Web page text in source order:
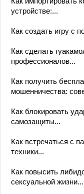
устройстве:...
Как создать игру с
Как сделать
профессионалов...
Как получить
мошенничества:
Как блокировать
самозащиты...
Как встречаться с
техники...
Как повысить
сексуальной жизни...